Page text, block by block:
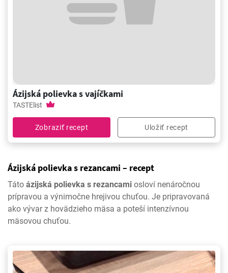
Ázijská polievka s vajíčkami
TASTElist
Zobraziť recept Uložiť recept
Ázijská polievka s rezancami – recept
Táto ázijská polievka s rezancami osloví nenáročnou
prípravou a výnimočne hrejivou chuťou. Je pripravovaná
ako vývar z hovädzieho mäsa a poteší intenzívnou
mäsovou chuťou.